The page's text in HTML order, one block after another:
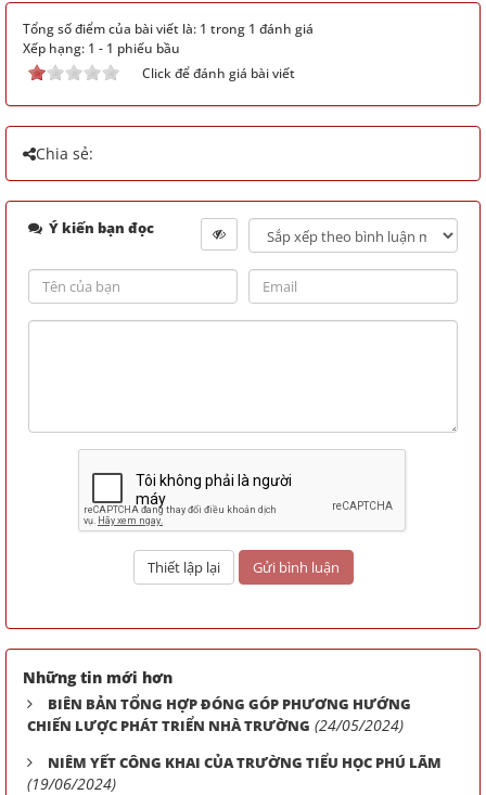
Tổng số điểm của bài viết là: 1 trong 1 đánh giá
Xếp hạng: 1 - 1 phiếu bầu
Click để đánh giá bài viết
Chia sẻ:
Ý kiến bạn đọc
Những tin mới hơn
BIÊN BẢN TỔNG HỢP ĐÓNG GÓP PHƯƠNG HƯỚNG
CHIẾN LƯỢC PHÁT TRIỂN NHÀ TRƯỜNG (24/05/2024)
NIÊM YẾT CÔNG KHAI CỦA TRƯỜNG TIỂU HỌC PHÚ LÃM
(19/06/2024)